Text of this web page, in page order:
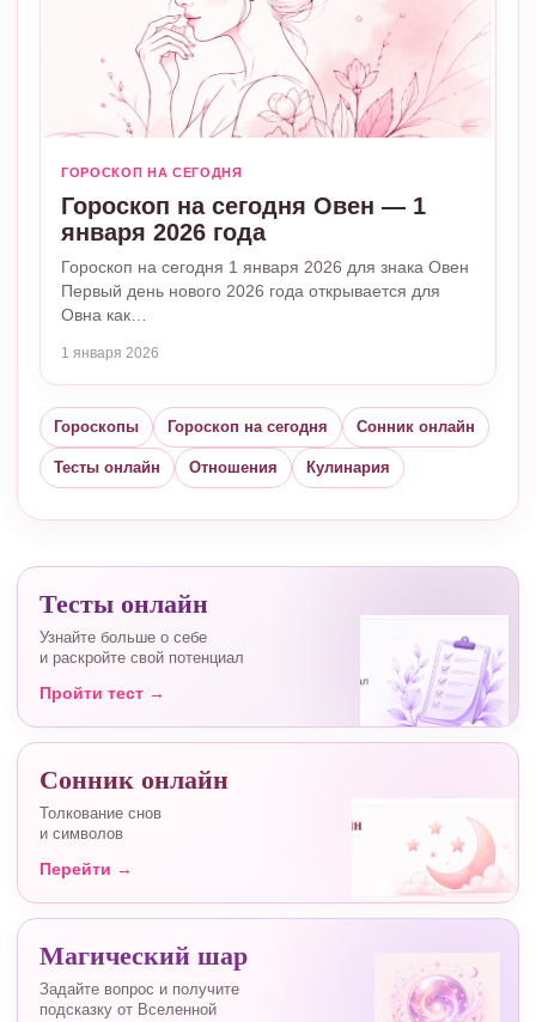
ГОРОСКОП НА СЕГОДНЯ
Гороскоп на сегодня Овен — 1
января 2026 года
Гороскоп на сегодня 1 января 2026 для знака Овен
Первый день нового 2026 года открывается для
Овна как…
1 января 2026
Гороскопы Гороскоп на сегодня Сонник онлайн
Тесты онлайн Отношения Кулинария
Тесты онлайн
Узнайте больше о себе
и раскройте свой потенциал
Пройти тест →
Сонник онлайн
Толкование снов
и символов
Перейти →
Магический шар
Задайте вопрос и получите
подсказку от Вселенной